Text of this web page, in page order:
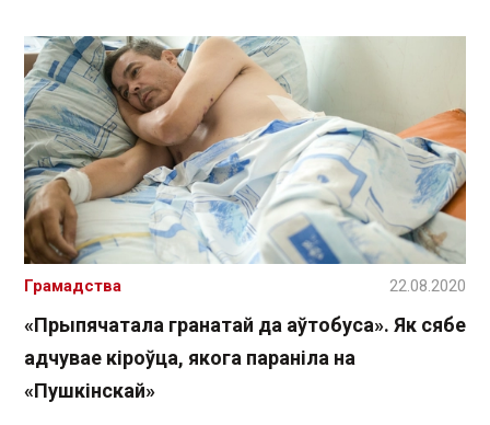
«Прыпячатала гранатай да аўтобуса». Як сябе
адчувае кіроўца, якога параніла на
«Пушкінскай»
Грамадства 22.08.2020